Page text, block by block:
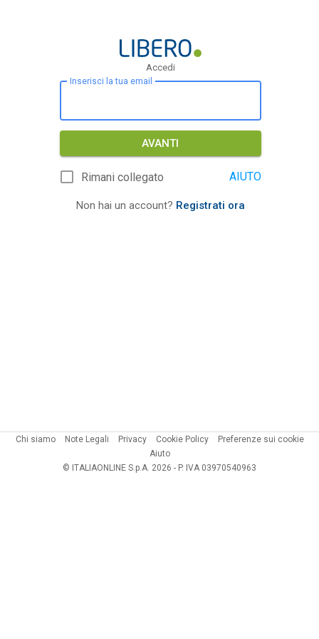
Accedi
Inserisci la tua email
AVANTI
Rimani collegato AIUTO
Non hai un account? Registrati ora
Chi siamo Note Legali Privacy Cookie Policy
Preferenze sui cookie
Aiuto
© ITALIAONLINE S.p.A. 2026 - P. IVA 03970540963